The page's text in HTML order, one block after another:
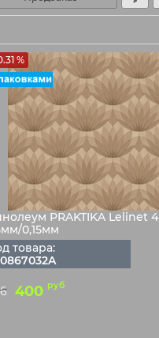
%
PRAKTIKA Lelinet 4
0,15мм
товара:
400 руб